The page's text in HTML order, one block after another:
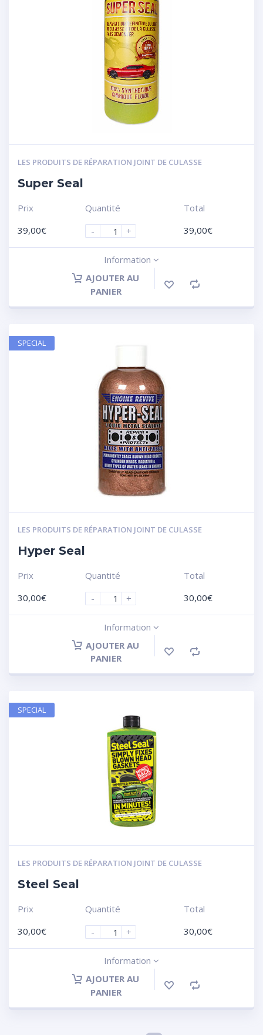
LES PRODUITS DE RÉPARATION JOINT DE CULASSE
Super Seal
Prix
39,00€
Quantité
-
+
Total
39,00€
Information
AJOUTER AU
PANIER
LES PRODUITS DE RÉPARATION JOINT DE CULASSE
Hyper Seal
Prix
30,00€
Quantité
-
+
Total
30,00€
Information
AJOUTER AU
PANIER
SPECIAL
LES PRODUITS DE RÉPARATION JOINT DE CULASSE
Steel Seal
Prix
30,00€
Quantité
-
+
Total
30,00€
Information
AJOUTER AU
PANIER
SPECIAL